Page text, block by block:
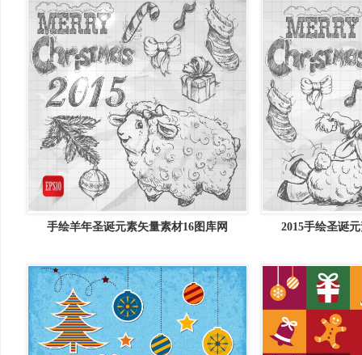
手绘羊年圣诞元素矢量素材16图库网 2015手绘圣诞